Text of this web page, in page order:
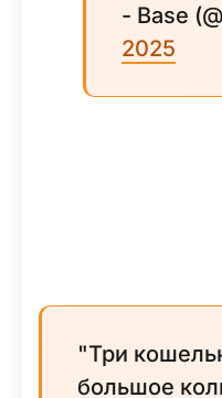
- Base
2025
"Три
большое